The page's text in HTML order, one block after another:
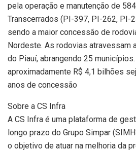
pela operação e manutenção de
Transcerrados (PI-397, PI-262, PI-
sendo a maior concessão de
Nordeste. As rodovias atravessam
do Piauí, abrangendo 25
aproximadamente R$ 4,1 bilhões
anos de concessão
Sobre a CS Infra
A CS Infra é uma plataforma de
longo prazo do Grupo Simpar
o objetivo de atuar na melhoria da